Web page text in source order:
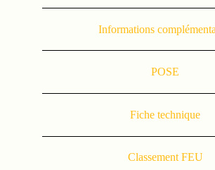
Informations
POSE
Fiche technique
Classement FEU